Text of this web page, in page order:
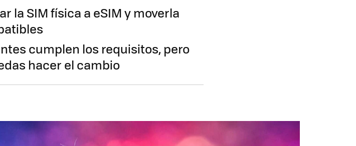
la SIM física a eSIM y moverla
cumplen los requisitos, pero
hacer el cambio